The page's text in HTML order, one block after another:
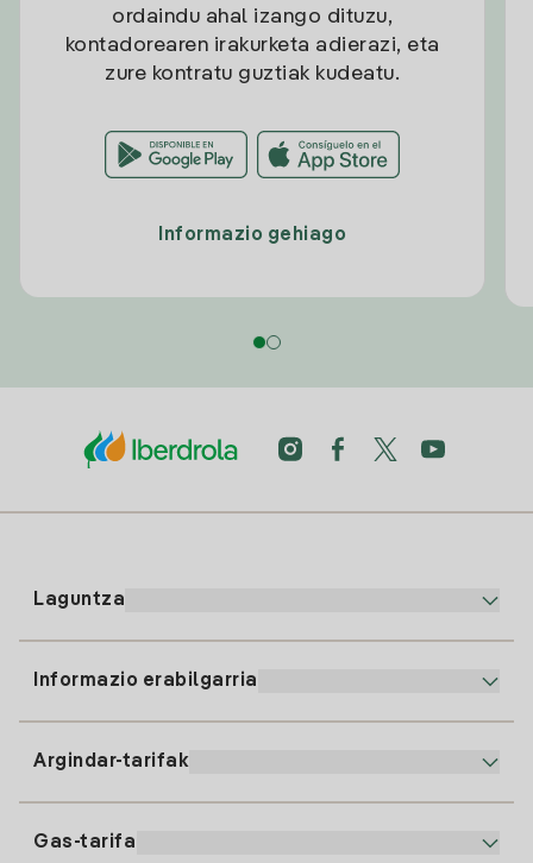
ordaindu ahal izango dituzu,
kontadorearen irakurketa adierazi, eta
zure kontratu guztiak kudeatu.
Informazio gehiago
Laguntza
91 919 52 73
Informazio erabilgarria
Argindar-tarifak
Gas-tarifa